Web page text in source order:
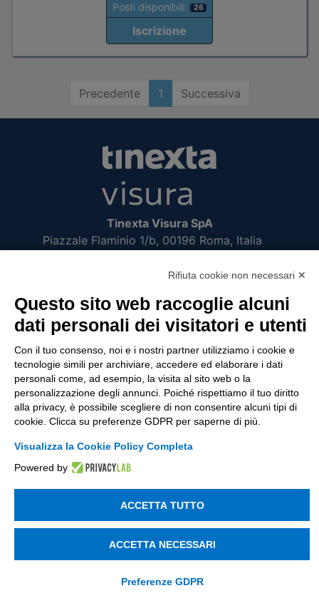
Posti disponibili: 26
Iscrizione
Precedente 1 Successiva
Tinexta Visura SpA
Piazzale Flaminio 1/b, 00196 Roma, Italia
Società soggetta alla direzione e coordinamento
P.IVA 05338771008 REA n. 877679
UTILITÀ
Recupero Password
Verifica attestato di presenza
Informativa cookie
Rifiuta cookie non necessari ✕
Questo sito web raccoglie alcuni
dati personali dei visitatori e utenti
Con il tuo consenso, noi e i nostri partner utilizziamo i cookie e
tecnologie simili per archiviare, accedere ed elaborare i dati
personali come, ad esempio, la visita al sito web o la
personalizzazione degli annunci. Poiché rispettiamo il tuo diritto
alla privacy, è possibile scegliere di non consentire alcuni tipi di
cookie. Clicca su preferenze GDPR per saperne di più.
Visualizza la Cookie Policy Completa
Powered by
ACCETTA TUTTO
ACCETTA NECESSARI
Preferenze GDPR